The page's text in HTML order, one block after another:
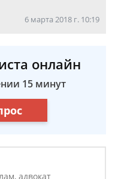
6 марта 2018 г. 10:19
онлайн
15 минут
адвокат